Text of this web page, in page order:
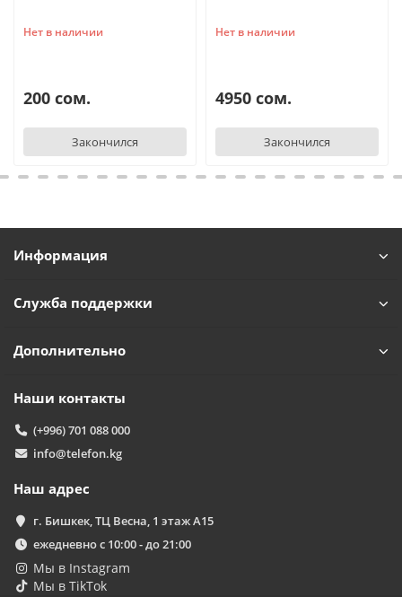
Нет в наличии
200 сом.
Закончился
Нет в наличии
4950 сом.
Закончился
Информация
Служба поддержки
Дополнительно
Наши контакты
(+996) 701 088 000
info@telefon.kg
Наш адрес
г. Бишкек, ТЦ Весна, 1 этаж А15
ежедневно с 10:00 - до 21:00
Мы в Instagram
Мы в TikTok